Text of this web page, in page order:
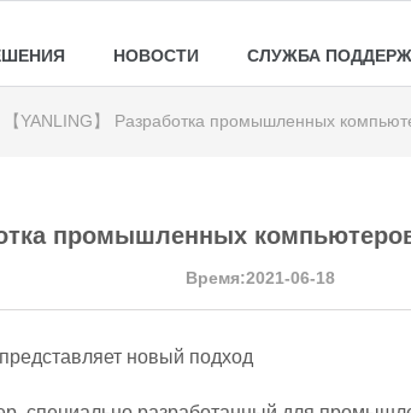
НОВОСТИ СЛУЖБА
【YANLING】 Разработка промышленных
промышленных
Время:2021-06-18